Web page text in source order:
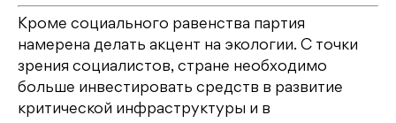
Кроме социального равенства партия
намерена делать акцент на экологии. С точки
зрения социалистов, стране необходимо
больше инвестировать средств в развитие
критической инфраструктуры и в